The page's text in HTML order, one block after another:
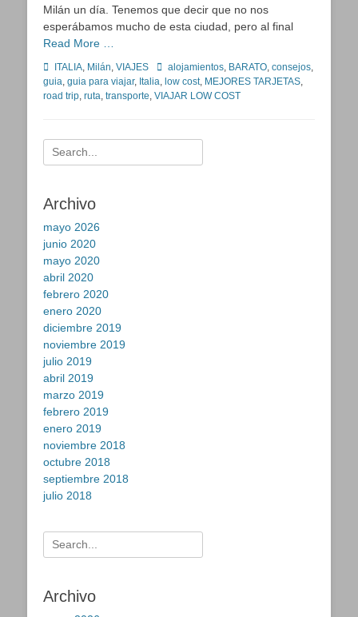
Milán un día. Tenemos que decir que no nos
esperábamos mucho de esta ciudad, pero al final
Read More …
Categorías
ITALIA, Milán, VIAJES Etiquetas
alojamientos, BARATO, consejos,
guia, guia para viajar, Italia, low cost, MEJORES TARJETAS,
road trip, ruta, transporte, VIAJAR LOW COST
Buscar:
Archivo
mayo 2026
junio 2020
mayo 2020
abril 2020
febrero 2020
enero 2020
diciembre 2019
noviembre 2019
julio 2019
abril 2019
marzo 2019
febrero 2019
enero 2019
noviembre 2018
octubre 2018
septiembre 2018
julio 2018
Buscar:
Archivo